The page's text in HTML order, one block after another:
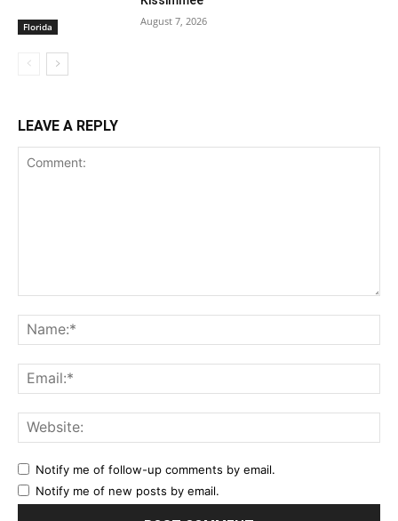
Florida August 7, 2026
LEAVE A REPLY
Notify me of follow-up comments by email.
Notify me of new posts by email.